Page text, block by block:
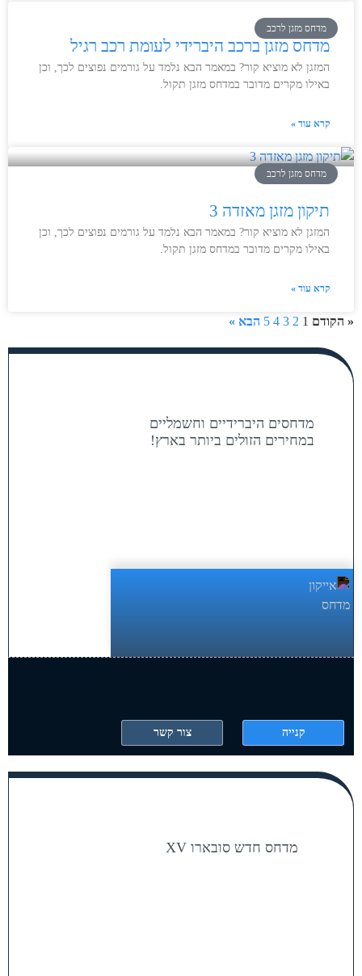
מדחס מזגן לרכב
מדחס מזגן ברכב היברידי לעומת רכב רגיל
המזגן לא מוציא קור? במאמר הבא נלמד על גורמים נפוצים לכך, וכן
באילו מקרים מדובר במדחס מזגן תקול.
קרא עוד »
מדחס מזגן לרכב
תיקון מזגן מאזדה 3
המזגן לא מוציא קור? במאמר הבא נלמד על גורמים נפוצים לכך, וכן
באילו מקרים מדובר במדחס מזגן תקול.
קרא עוד »
« הקודם 1
2
3
4
5 הבא »
מדחסים היברידיים וחשמליים
במחירים הזולים ביותר בארץ!
קנייה צור קשר
מדחס חדש סובארו XV